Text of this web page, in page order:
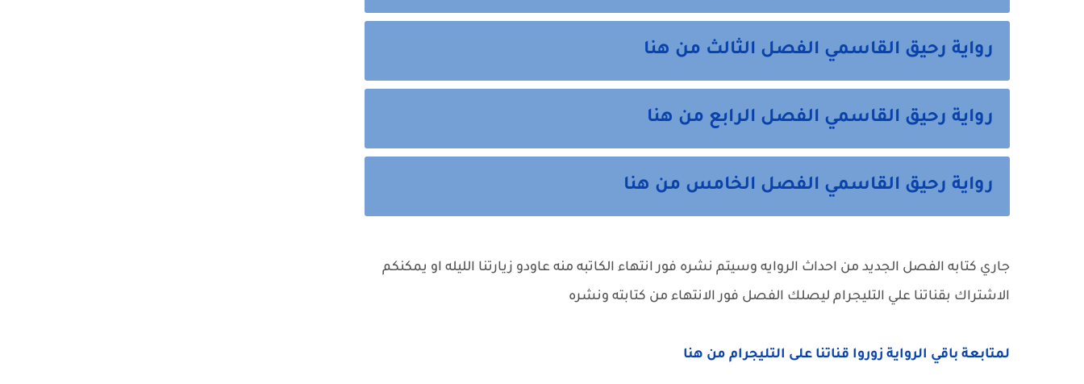
رواية رحيق القاسمي الفصل الثالث من هنا
رواية رحيق القاسمي الفصل الرابع من هنا
رواية رحيق القاسمي الفصل الخامس من هنا
جاري كتابه الفصل الجديد من احداث الروايه وسيتم نشره فور انتهاء الكاتبه منه عاودو زيارتنا الليله او يمكنكم
الاشتراك بقناتنا علي التليجرام ليصلك الفصل فور الانتهاء من كتابته ونشره
لمتابعة باقي الرواية زوروا قناتنا على التليجرام من هنا